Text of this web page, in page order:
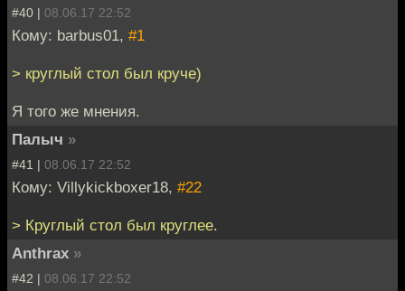
#40 | 08.06.17 22:52
Кому: barbus01, #1
> круглый стол был круче)
Я того же мнения.
Палыч »
#41 | 08.06.17 22:52
Кому: Villykickboxer18, #22
> Круглый стол был круглее.
Anthrax »
#42 | 08.06.17 22:52